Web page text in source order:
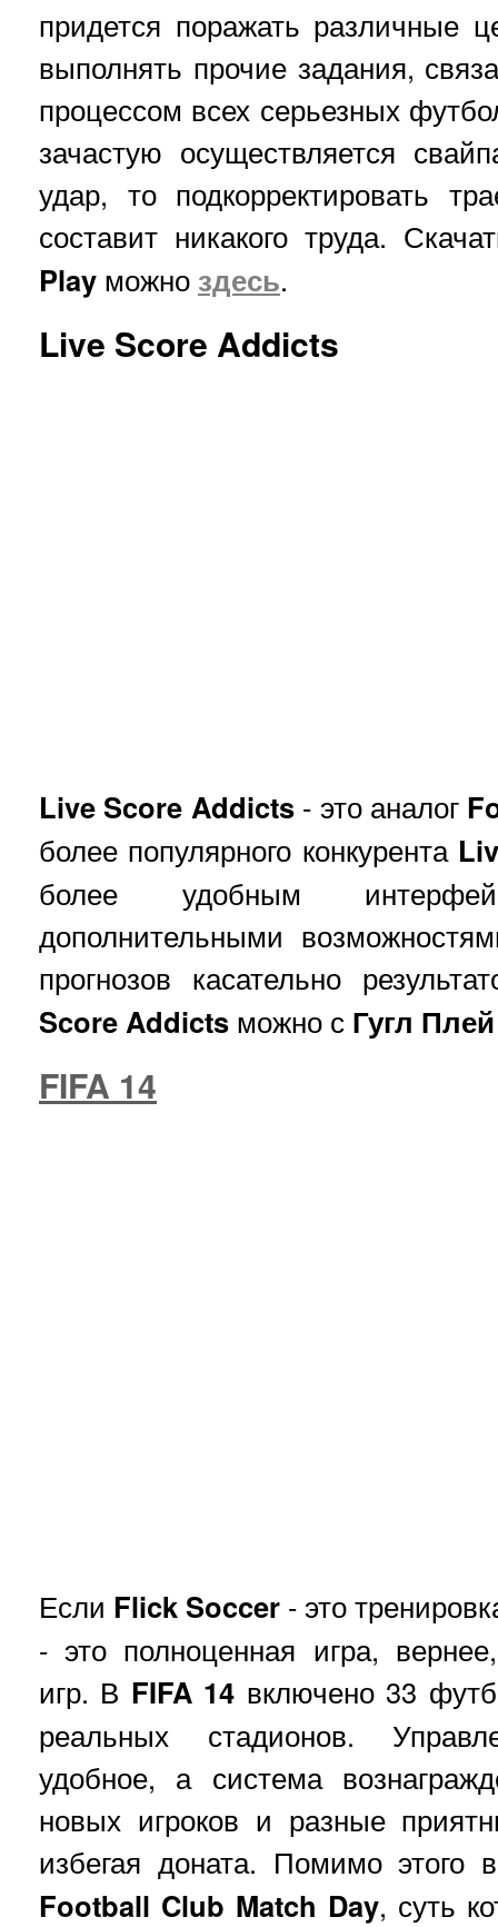
придется поражать различные
выполнять прочие задания,
процессом всех серьезных
зачастую осуществляется
удар, то подкорректировать
составит никакого труда.
Play можно здесь.
Live Score Addicts
Live Score Addicts- это аналог
более популярного конкурента
более удобным
дополнительными
прогнозов касательно
Score Addicts можно с Гугл Плей
FIFA 14
Если Flick Soccer - это
- это полноценная игра,
игр. В FIFA 14 включено 33
реальных стадионов.
удобное, а система
новых игроков и разные
избегая доната. Помимо этого
Football Club Match Day, суть